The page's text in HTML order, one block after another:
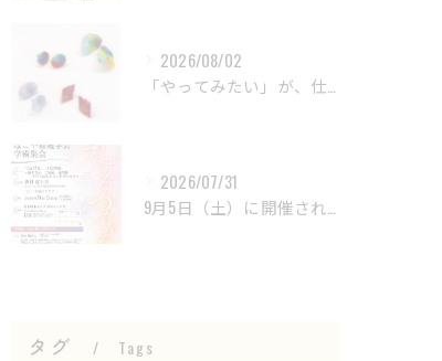
2026/08/02
2026/07/31
タグ Tags